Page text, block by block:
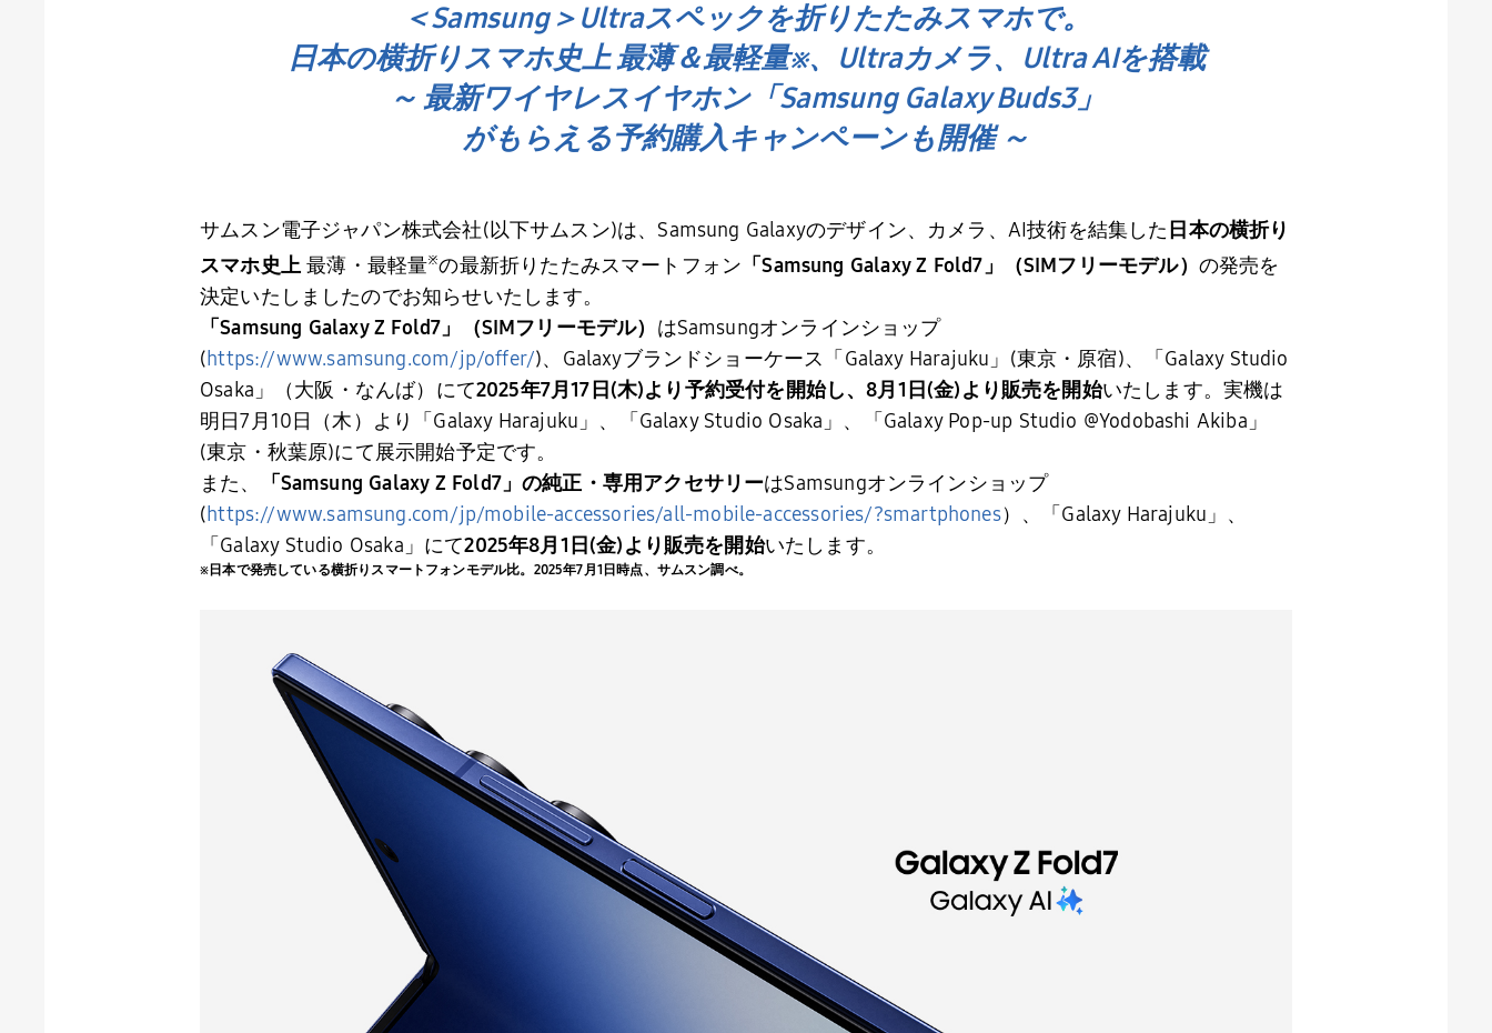
＜Samsung＞Ultraスペックを折りたたみスマホで。
日本の横折りスマホ史上 最薄＆最軽量※、Ultraカメラ、Ultra AIを搭載
～ 最新ワイヤレスイヤホン「Samsung Galaxy Buds3」
がもらえる予約購入キャンペーンも開催 ～
サムスン電子ジャパン株式会社(以下サムスン)は、 Samsung Galaxyのデザイン、カメラ、 AI技術を結集した 日本の横折り
スマホ史上最薄・最軽量※の最新折りたたみスマートフォン 「Samsung Galaxy Z Fold7 」（SIMフリーモデル） の発売を
決定いたしましたのでお知らせいたします。
「Samsung Galaxy Z Fold7 」（SIMフリーモデル） はSamsungオンラインショップ
(https://www.samsung.com/jp/offer/)、Galaxyブランドショーケース「 Galaxy Harajuku 」 (東京・原宿)、「 Galaxy Studio
Osaka 」（大阪・なんば）にて2025年7月17 日 (木)より予約受付を開始し、8月 1 日 (金)より販売を開始いたします。実機は
明日7 月10日（木）より「 Galaxy Harajuku 」、「 Galaxy Studio Osaka 」、「 Galaxy Pop-up Studio @Yodobashi Akiba 」
(東京・秋葉原)にて展示開始予定です。
また、
「 Samsung Galaxy Z Fold7」の純正・専用アクセサリーはSamsungオンラインショップ
(https://www.samsung.com/jp/mobile-accessories/all-mobile-accessories/?smartphones） 、「 Galaxy Harajuku 」、
「 Galaxy Studio Osaka 」にて2025年8月1日 (金)より販売を開始いたします。
※日本で発売している横折りスマートフォンモデル比。 2025年7月 1 日時点、サムスン調べ。